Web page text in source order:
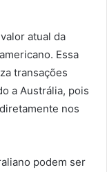
atual da
Essa
transações
a Austrália, pois
nos
podem ser